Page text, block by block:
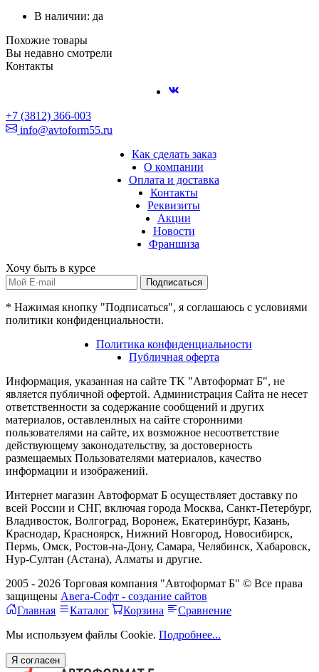
В наличии: да
Похожие товары
Вы недавно смотрели
Контакты
+7 (3812) 366-003
info@avtoform55.ru
Как сделать заказ
О компании
Оплата и доставка
Контакты
Реквизиты
Акции
Новости
Франшиза
Хочу быть в курсе
Подписаться
* Нажимая кнопку "Подписаться", я соглашаюсь с условиями
политики конфиденциальности.
Политика конфиденциальности
Публичная оферта
Информация, указанная на сайте TK "Автоформат Б", не
является публичной офертой. Администрация Сайта не несет
ответственности за содержание сообщений и других
материалов, оставленлных на сайте сторонними
пользователями на сайте, их возможное несоответствие
действующему законодательству, за достоверность
размещаемых Пользователями материалов, качество
информации и изображений.
Интернет магазин Автоформат Б осуществляет доставку по
всей России и СНГ, включая города Москва, Санкт-Петербург,
Владивосток, Волгоград, Воронеж, Екатеринбург, Казань,
Краснодар, Красноярск, Нижний Новгород, Новосибирск,
Пермь, Омск, Ростов-на-Дону, Самара, Челябинск, Хабаровск,
Нур-Султан (Астана), Алматы и другие.
2005 - 2026 Торговая компания "Автоформат Б" © Все права
защищены Авега-Софт - создание сайтов
Главная
Каталог Корзина
Сравнение
Мы используем файлы Cookie. Подробнее...
Я согласен